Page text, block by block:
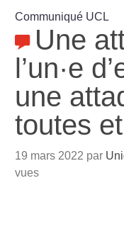
Communiqué UCL
Une
l’un·e
une
toutes
19 mars 2022 par
vues